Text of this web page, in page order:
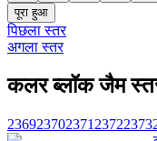
पूरा हुआ
पिछला स्तर
अगला स्तर
कलर ब्लॉक जैम
236923702371 23722373